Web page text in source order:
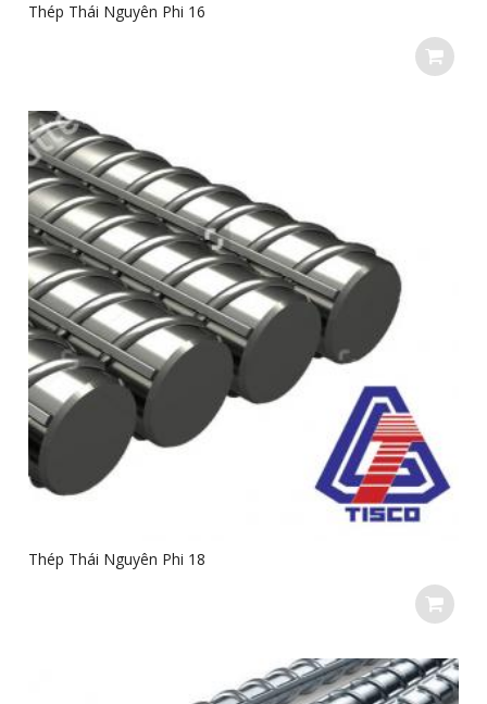
Thép Thái Nguyên Phi 16
Thép Thái Nguyên Phi 18